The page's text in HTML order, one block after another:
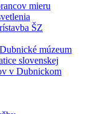
mieru
ŠZ
múzeum
slovenskej
v Dubnickom